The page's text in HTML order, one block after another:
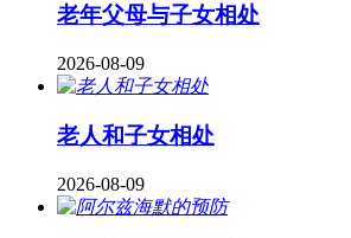
老年父母与子女相处
2026-08-09
老人和子女相处
2026-08-09